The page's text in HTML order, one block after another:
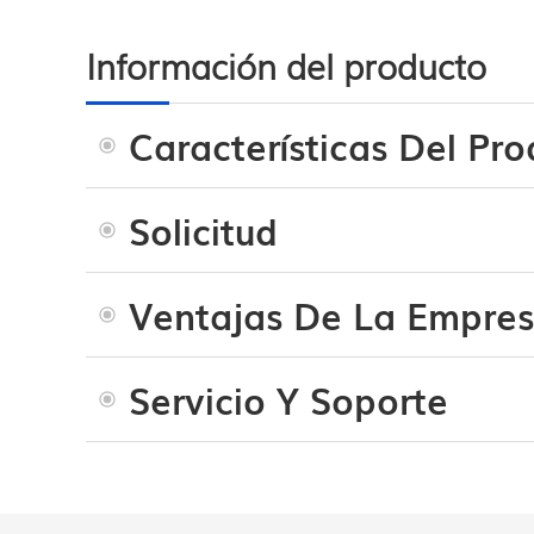
Información del producto
Características Del
Solicitud
Ventajas De La
Servicio Y Soporte